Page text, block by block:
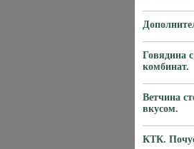
Говядина
комбинат.
Ветчина
вкусом.
КТК.